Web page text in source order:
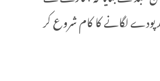
کے گرمائی پھولوں کے 1500 سے زائد پودے لگانے کا کام شروع کر